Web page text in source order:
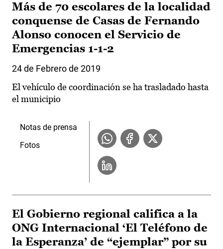
Más de 70 escolares de la localidad
conquense de Casas de Fernando
Alonso conocen el Servicio de
Emergencias 1-1-2
24 de Febrero de 2019
El vehículo de coordinación se ha trasladado hasta
el municipio
Notas de prensa
Fotos
El Gobierno regional califica a la
ONG Internacional ‘El Teléfono de
la Esperanza’ de “ejemplar” por su